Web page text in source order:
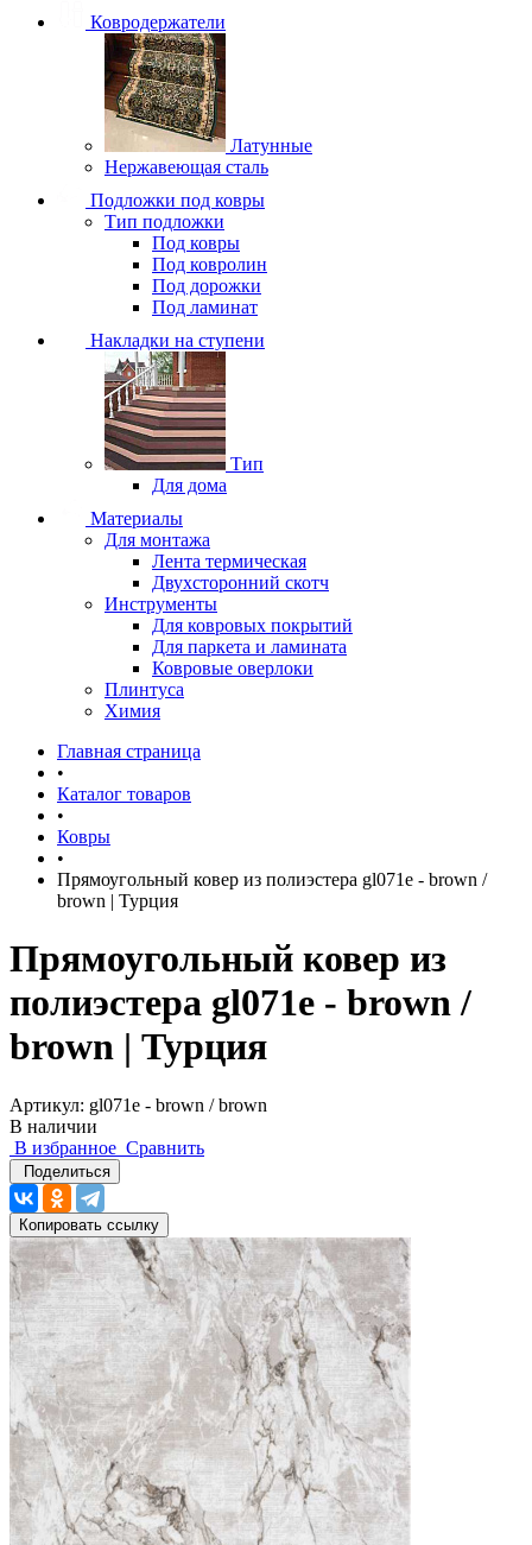
Ковродержатели
Латунные
Нержавеющая сталь
Подложки под ковры
Тип подложки
Под ковры
Под ковролин
Под дорожки
Под ламинат
Накладки на ступени
Тип
Для дома
Материалы
Для монтажа
Лента термическая
Двухсторонний скотч
Инструменты
Для ковровых покрытий
Для паркета и ламината
Ковровые оверлоки
Плинтуса
Химия
Главная страница
•
Каталог товаров
•
Ковры
•
Прямоугольный ковер из полиэстера gl071e - brown /
brown | Турция
Прямоугольный ковер из
полиэстера gl071e - brown /
brown | Турция
Артикул: gl071e - brown / brown
В наличии
В избранное Сравнить
Поделиться
Копировать ссылку